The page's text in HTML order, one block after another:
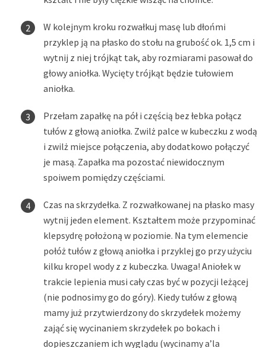
W kolejnym kroku rozwałkuj masę lub dłońmi
przyklep ją na płasko do stołu na grubość ok. 1,5 cm i
wytnij z niej trójkąt tak, aby rozmiarami pasował do
głowy aniołka. Wycięty trójkąt będzie tułowiem
aniołka.
Przełam zapałkę na pół i częścią bez łebka połącz
tułów z głową aniołka. Zwilż palce w kubeczku z wodą
i zwilż miejsce połączenia, aby dodatkowo połączyć
je masą. Zapałka ma pozostać niewidocznym
spoiwem pomiędzy częściami.
Czas na skrzydełka. Z rozwałkowanej na płasko masy
wytnij jeden element. Kształtem może przypominać
klepsydrę położoną w poziomie. Na tym elemencie
połóż tułów z głową aniołka i przyklej go przy użyciu
kilku kropel wody z z kubeczka. Uwaga! Aniołek w
trakcie lepienia musi cały czas być w pozycji leżącej
(nie podnosimy go do góry). Kiedy tułów z głową
mamy już przytwierdzony do skrzydełek możemy
zająć się wycinaniem skrzydełek po bokach i
dopieszczaniem ich wyglądu (wycinamy a’la